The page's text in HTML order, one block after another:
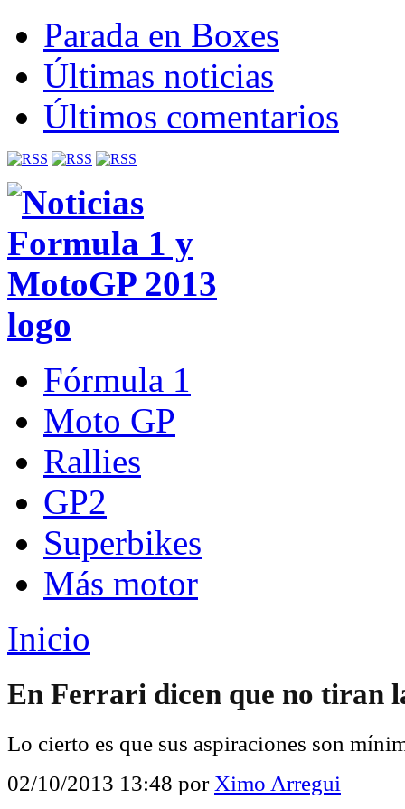
Parada en Boxes
Últimas noticias
Últimos comentarios
Fórmula 1
Moto GP
Rallies
GP2
Superbikes
Más motor
Inicio
En Ferrari dicen que no tiran
Lo cierto es que sus aspiraciones son
02/10/2013 13:48 por Ximo Arregui